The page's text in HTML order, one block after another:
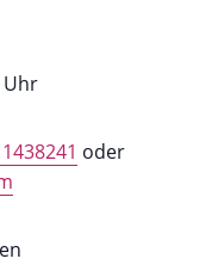
Uhr
oder